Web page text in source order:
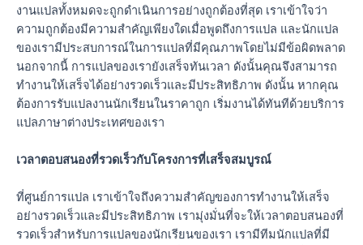
งานแปลทั้งหมดจะถูกดำเนินการอย่างถูกต้องที่สุด เราเข้าใจว่า
ความถูกต้องมีความสำคัญเพียงใดเมื่อพูดถึงการแปล และนักแปล
ของเรามีประสบการณ์ในการแปลที่มีคุณภาพโดยไม่มีข้อผิดพลาด
นอกจากนี้ การแปลของเรายังเสร็จทันเวลา ดังนั้นคุณจึงสามารถ
ทำงานให้เสร็จได้อย่างรวดเร็วและมีประสิทธิภาพ ดังนั้น หากคุณ
ต้องการรับแปลงานนักเรียนในราคาถูก เริ่มงานได้ทันทีด้วยบริการ
แปลภาษาต่างประเทศของเรา
เวลาตอบสนองที่รวดเร็วกับโครงการที่เสร็จสมบูรณ์
ที่ศูนย์การแปล เราเข้าใจถึงความสำคัญของการทำงานให้เสร็จ
อย่างรวดเร็วและมีประสิทธิภาพ เรามุ่งมั่นที่จะให้เวลาตอบสนองที่
รวดเร็วสำหรับการแปลของนักเรียนของเรา เรามีทีมนักแปลที่มี